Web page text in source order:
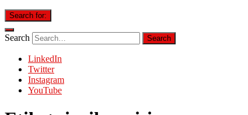
Search for:
Search
LinkedIn
Twitter
Instagram
YouTube